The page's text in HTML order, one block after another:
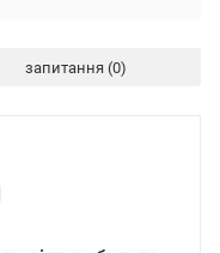
запитання